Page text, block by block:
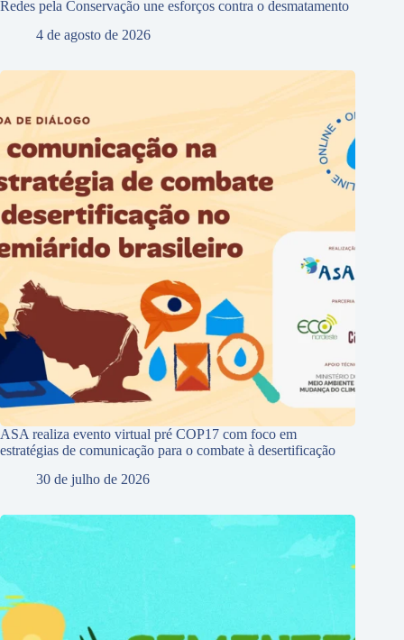
Redes pela Conservação une esforços contra o desmatamento
4 de agosto de 2026
ASA realiza evento virtual pré COP17 com foco em
estratégias de comunicação para o combate à desertificação
30 de julho de 2026